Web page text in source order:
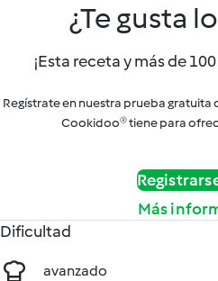
¿Te gusta
¡Esta receta y más de
Regístrate en nuestra prueba gratuita
Cookidoo® tiene para
Más
Dificultad
avanzado